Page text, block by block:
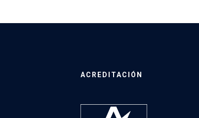
ACREDITACIÓN